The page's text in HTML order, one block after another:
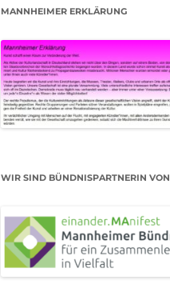
MANNHEIMER ERKLÄRUNG
WIR SIND BÜNDNISPARTNERIN VON